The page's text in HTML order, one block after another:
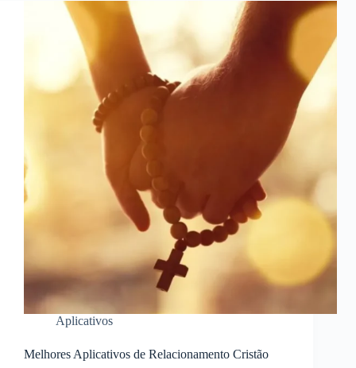
Aplicativos
Melhores Aplicativos de Relacionamento Cristão